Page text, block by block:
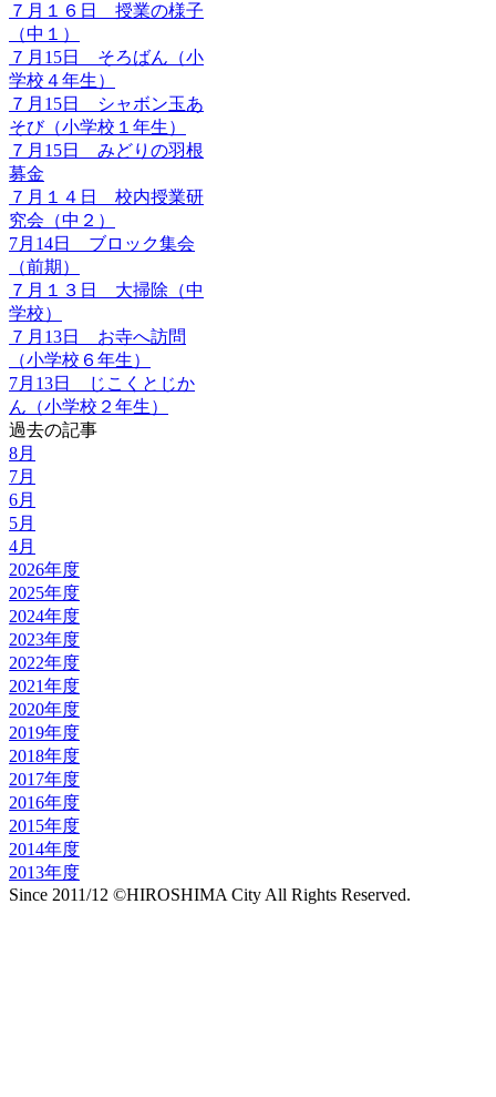
７月１６日 授業の様子
（中１）
７月15日 そろばん（小
学校４年生）
７月15日 シャボン玉あ
そび（小学校１年生）
７月15日 みどりの羽根
募金
７月１４日 校内授業研
究会（中２）
7月14日 ブロック集会
（前期）
７月１３日 大掃除（中
学校）
７月13日 お寺へ訪問
（小学校６年生）
7月13日 じこくとじか
ん（小学校２年生）
過去の記事
8月
7月
6月
5月
4月
2026年度
2025年度
2024年度
2023年度
2022年度
2021年度
2020年度
2019年度
2018年度
2017年度
2016年度
2015年度
2014年度
2013年度
Since 2011/12 ©HIROSHIMA City All Rights Reserved.